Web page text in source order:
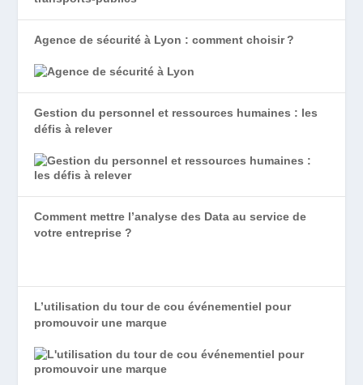
Agence de sécurité à Lyon : comment choisir ?
Gestion du personnel et ressources humaines : les
défis à relever
Comment mettre l’analyse des Data au service de
votre entreprise ?
L’utilisation du tour de cou événementiel pour
promouvoir une marque